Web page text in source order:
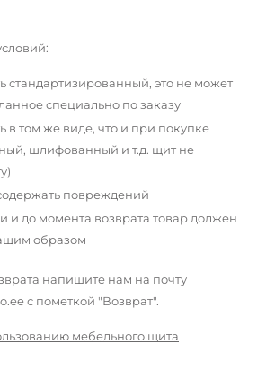
стандартизированный, это не может
специально по заказу
в том же виде, что и при покупке
шлифованный и т.д. щит не
повреждений
и до момента возврата товар должен
образом
напишите нам на почту
с пометкой "Возврат".
мебельного щита